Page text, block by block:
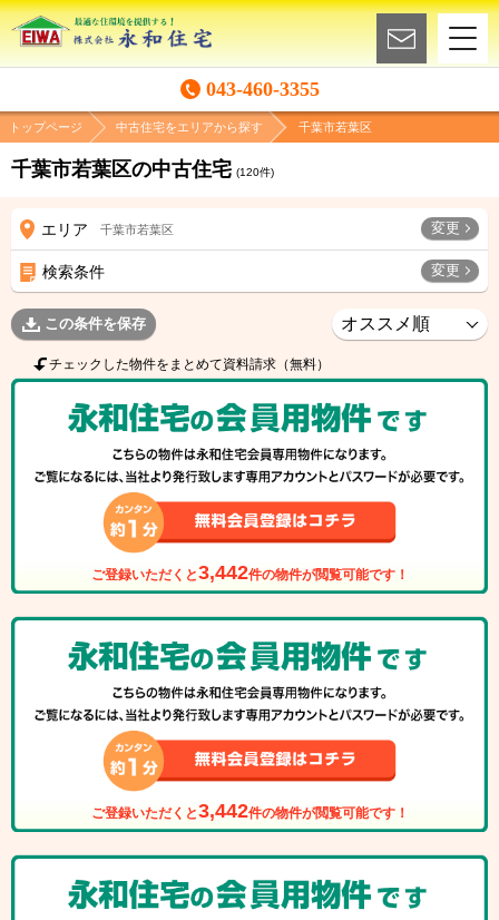
043-460-3355
トップページ 中古住宅をエリアから探す 千葉市若葉区
千葉市若葉区の中古住宅 (120件)
エリア 千葉市若葉区 変更
検索条件 変更
この条件を保存
チェックした物件をまとめて資料請求（無料）
ご登録いただくと3,442件の物件が閲覧可能です！
ご登録いただくと3,442件の物件が閲覧可能です！